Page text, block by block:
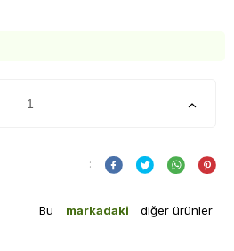
:
Bu markadaki diğer ürünler